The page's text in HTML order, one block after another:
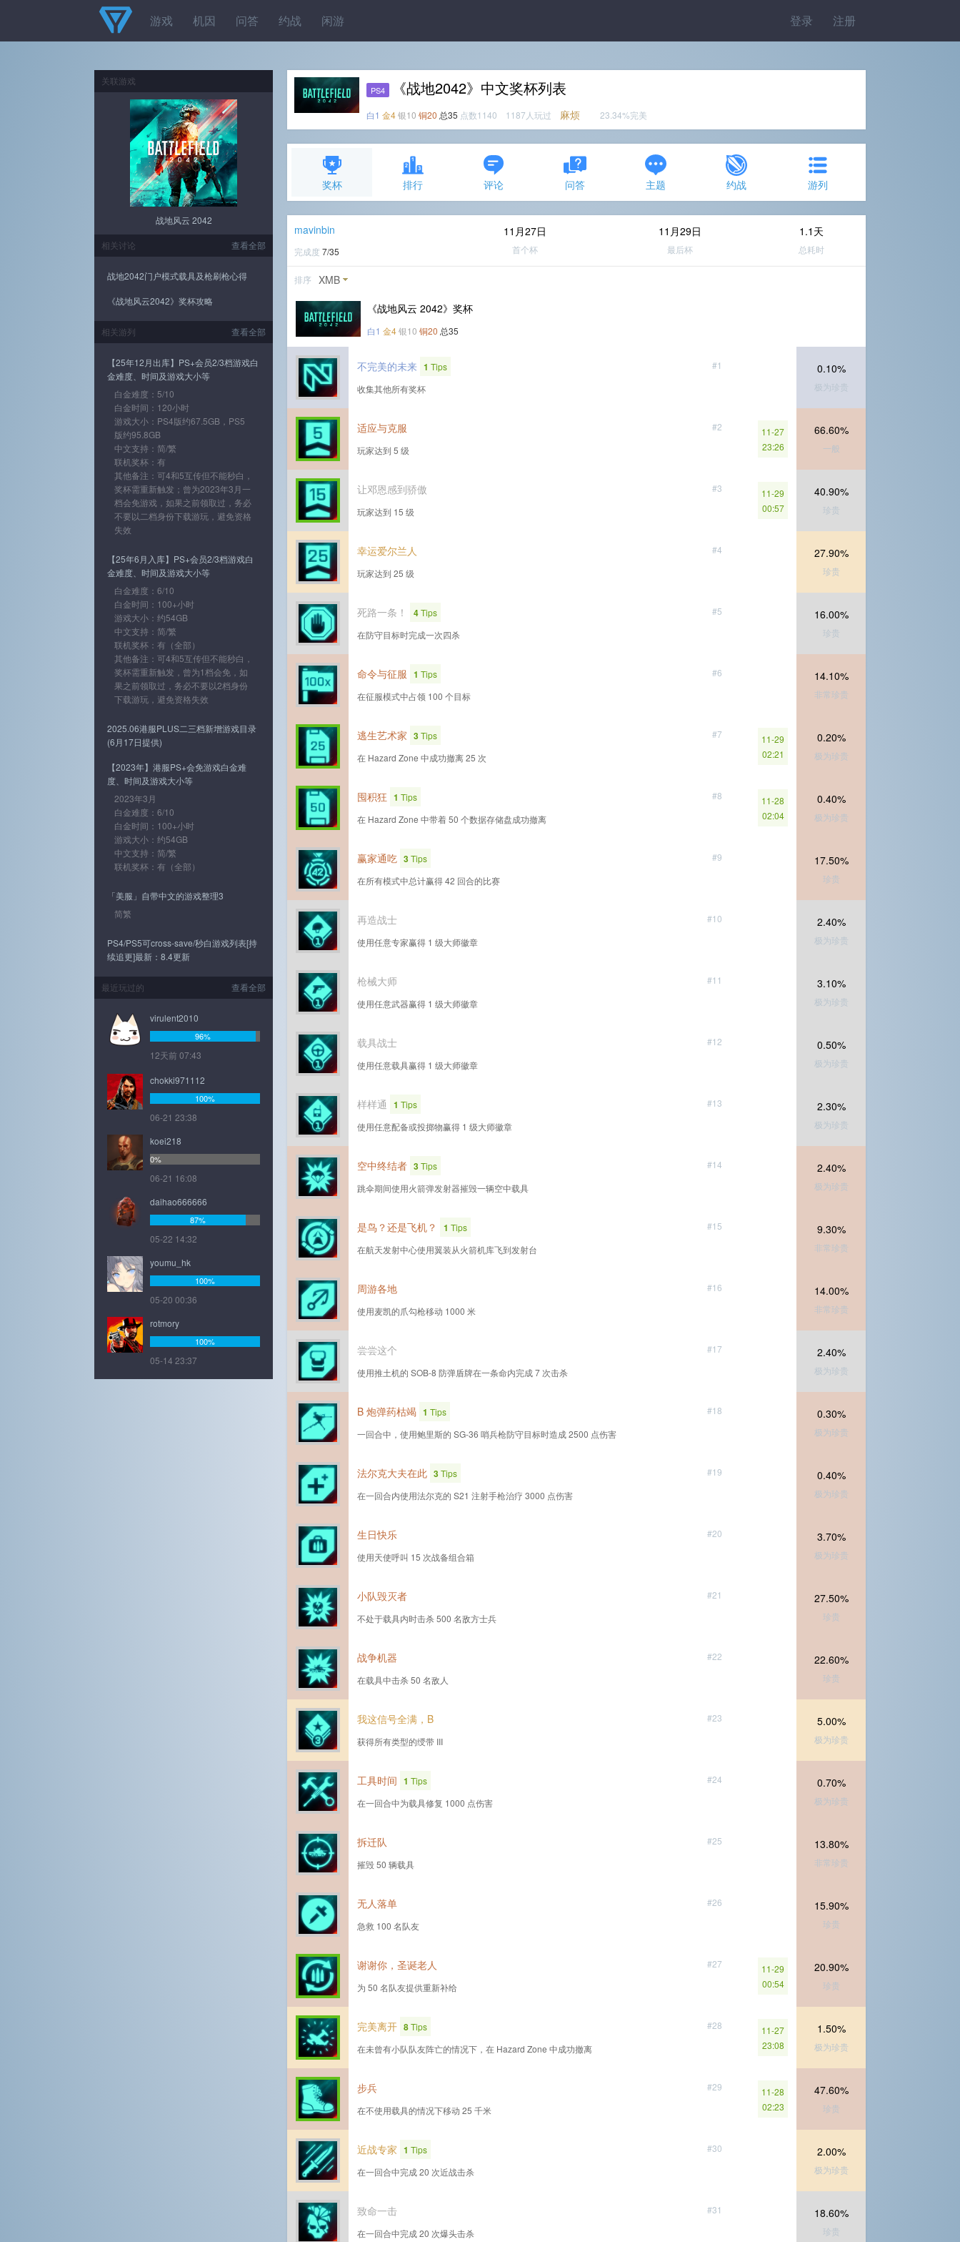
登录 注册
游戏 机因 问答 约战 闲游
PS4 《战地2042》中文奖杯列表
白1 金4银10 铜20 总35 点数1140 1187人玩过 麻烦 23.34%完美
奖杯 排行 评论 问答 主题 约战 游列
mavinbin
完成度 7/35
11月27日
首个杯
11月29日
最后杯
1.1天
总耗时
排序 XMB
《战地风云 2042》奖杯
白1 金4银10 铜20 总35
#1
不完美的未来 1 Tips
收集其他所有奖杯
0.10%
极为珍贵
#2
适应与克服
玩家达到 5 级
11-27
23:26
66.60%
一般
#3
让邓恩感到骄傲
玩家达到 15 级
11-29
00:57
40.90%
珍贵
#4
幸运爱尔兰人
玩家达到 25 级
27.90%
珍贵
#5
死路一条！ 4Tips
在防守目标时完成一次四杀
16.00%
珍贵
#6
命令与征服 1 Tips
在征服模式中占领 100 个目标
14.10%
非常珍贵
#7
逃生艺术家 3Tips
在 Hazard Zone 中成功撤离 25 次
11-29
02:21
0.20%
极为珍贵
#8
囤积狂 1 Tips
在 Hazard Zone 中带着 50 个数据存储盘成功撤离
11-28
02:04
0.40%
极为珍贵
#9
赢家通吃 3Tips
在所有模式中总计赢得 42 回合的比赛
17.50%
珍贵
#10
再造战士
使用任意专家赢得 1 级大师徽章
2.40%
极为珍贵
#11
枪械大师
使用任意武器赢得 1 级大师徽章
3.10%
极为珍贵
#12
载具战士
使用任意载具赢得 1 级大师徽章
0.50%
极为珍贵
#13
样样通 1 Tips
使用任意配备或投掷物赢得 1 级大师徽章
2.30%
极为珍贵
#14
空中终结者 3Tips
跳伞期间使用火箭弹发射器摧毁一辆空中载具
2.40%
极为珍贵
#15
是鸟？还是飞机？ 1 Tips
在航天发射中心使用翼装从火箭机库飞到发射台
9.30%
非常珍贵
#16
周游各地
使用麦凯的爪勾枪移动 1000 米
14.00%
非常珍贵
#17
尝尝这个
使用推土机的 SOB-8 防弹盾牌在一条命内完成 7 次击杀
2.40%
极为珍贵
#18
B 炮弹药枯竭 1 Tips
一回合中，使用鲍里斯的 SG-36 哨兵枪防守目标时造成 2500 点伤害
0.30%
极为珍贵
#19
法尔克大夫在此 3Tips
在一回合内使用法尔克的 S21 注射手枪治疗 3000 点伤害
0.40%
极为珍贵
#20
生日快乐
使用天使呼叫 15 次战备组合箱
3.70%
极为珍贵
#21
小队毁灭者
不处于载具内时击杀 500 名敌方士兵
27.50%
珍贵
#22
战争机器
在载具中击杀 50 名敌人
22.60%
珍贵
#23
我这信号全满，B
获得所有类型的绶带 III
5.00%
极为珍贵
#24
工具时间 1 Tips
在一回合中为载具修复 1000 点伤害
0.70%
极为珍贵
#25
拆迁队
摧毁 50 辆载具
13.80%
非常珍贵
#26
无人落单
急救 100 名队友
15.90%
珍贵
#27
谢谢你，圣诞老人
为 50 名队友提供重新补给
11-29
00:54
20.90%
珍贵
#28
完美离开 8Tips
在未曾有小队队友阵亡的情况下，在 Hazard Zone 中成功撤离
11-27
23:08
1.50%
极为珍贵
#29
步兵
在不使用载具的情况下移动 25 千米
11-28
02:23
47.60%
珍贵
#30
近战专家 1 Tips
在一回合中完成 20 次近战击杀
2.00%
极为珍贵
#31
致命一击
在一回合中完成 20 次爆头击杀
18.60%
珍贵
关联游戏
战地风云 2042
查看全部
相关讨论
战地2042门户模式载具及枪刷枪心得
《战地风云2042》奖杯攻略
查看全部
相关游列
【25年12月出库】PS+会员2/3档游戏白
金难度、时间及游戏大小等
白金难度：5/10
白金时间：120小时
游戏大小：PS4版约67.5GB，PS5
版约95.8GB
中文支持：简/繁
联机奖杯：有
其他备注：可4和5互传但不能秒白，
奖杯需重新触发；曾为2023年3月一
档会免游戏，如果之前领取过，务必
不要以二档身份下载游玩，避免资格
失效
【25年6月入库】PS+会员2/3档游戏白
金难度、时间及游戏大小等
白金难度：6/10
白金时间：100+小时
游戏大小：约54GB
中文支持：简/繁
联机奖杯：有（全部）
其他备注：可4和5互传但不能秒白，
奖杯需重新触发，曾为1档会免，如
果之前领取过，务必不要以2档身份
下载游玩，避免资格失效
2025.06港服PLUS二三档新增游戏目录
(6月17日提供)
【2023年】港服PS+会免游戏白金难
度、时间及游戏大小等
2023年3月
白金难度：6/10
白金时间：100+小时
游戏大小：约54GB
中文支持：简/繁
联机奖杯：有（全部）
「美服」自带中文的游戏整理3
简繁
PS4/PS5可cross-save/秒白游戏列表[持
续追更]最新：8.4更新
查看全部
最近玩过的
virulent2010
96%
12天前 07:43
chokki971112
100%
06-21 23:38
koei218
0%
06-21 16:08
daihao666666
87%
05-22 14:32
youmu_hk
100%
05-20 00:36
rotmory
100%
05-14 23:37